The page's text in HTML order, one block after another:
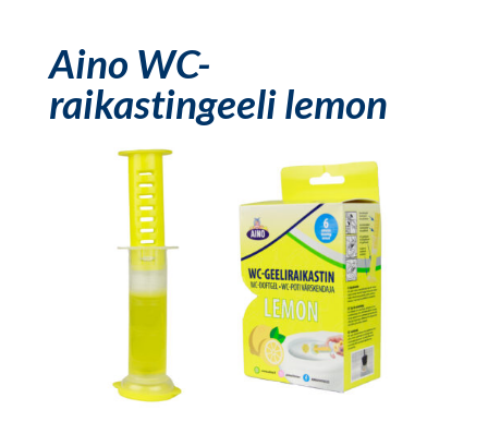
Aino WC-
raikastingeeli lemon